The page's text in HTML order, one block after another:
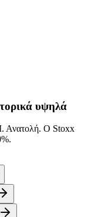
υψηλά
Ανατολή. Ο Stoxx
.